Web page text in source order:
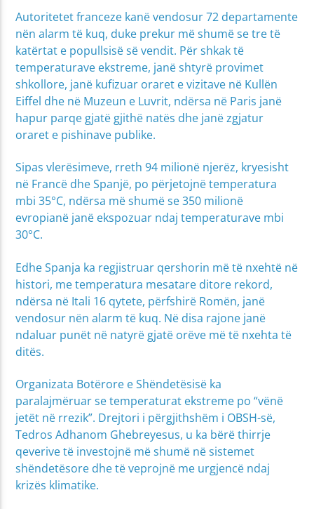
Autoritetet franceze kanë vendosur 72 departamente
nën alarm të kuq, duke prekur më shumë se tre të
katërtat e popullsisë së vendit. Për shkak të
temperaturave ekstreme, janë shtyrë provimet
shkollore, janë kufizuar oraret e vizitave në Kullën
Eiffel dhe në Muzeun e Luvrit, ndërsa në Paris janë
hapur parqe gjatë gjithë natës dhe janë zgjatur
oraret e pishinave publike.
Sipas vlerësimeve, rreth 94 milionë njerëz, kryesisht
në Francë dhe Spanjë, po përjetojnë temperatura
mbi 35°C, ndërsa më shumë se 350 milionë
evropianë janë ekspozuar ndaj temperaturave mbi
30°C.
Edhe Spanja ka regjistruar qershorin më të nxehtë në
histori, me temperatura mesatare ditore rekord,
ndërsa në Itali 16 qytete, përfshirë Romën, janë
vendosur nën alarm të kuq. Në disa rajone janë
ndaluar punët në natyrë gjatë orëve më të nxehta të
ditës.
Organizata Botërore e Shëndetësisë ka
paralajmëruar se temperaturat ekstreme po “vënë
jetët në rrezik”. Drejtori i përgjithshëm i OBSH-së,
Tedros Adhanom Ghebreyesus, u ka bërë thirrje
qeverive të investojnë më shumë në sistemet
shëndetësore dhe të veprojnë me urgjencë ndaj
krizës klimatike.